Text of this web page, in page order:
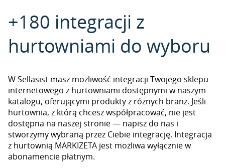
+180 integracji z
hurtowniami do wyboru
W Sellasist masz możliwość integracji Twojego sklepu
internetowego z hurtowniami dostępnymi w naszym
katalogu, oferującymi produkty z różnych branż. Jeśli
hurtownia, z którą chcesz współpracować, nie jest
dostępna na naszej stronie — napisz do nas i
stworzymy wybraną przez Ciebie integrację. Integracja
z hurtownią MARKIZETA jest możliwa wyłącznie w
abonamencie płatnym.